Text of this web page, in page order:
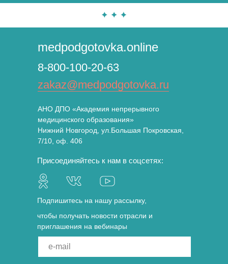
8-800-100-20-63
zakaz@medpodgotovka.ru
АНО ДПО «Академия непрерывного
медицинского образования»
Нижний Новгород, ул.Большая Покровская,
7/10, оф. 406
medpodgotovka.online
e-mail
Подпишитесь на нашу рассылку,
чтобы получать новости отрасли и
приглашения на вебинары
Присоединяйтесь к нам в соцсетях: